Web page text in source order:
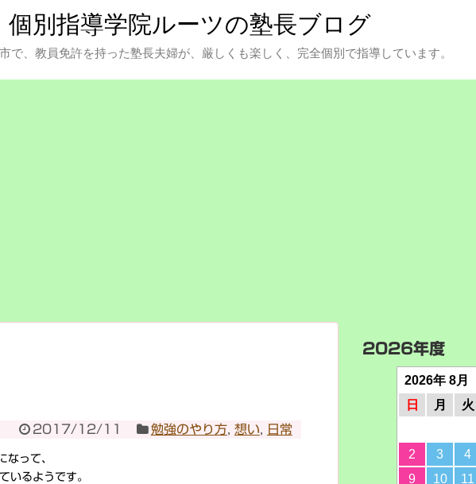
個別指導学院ルーツの塾長ブログ
で、教員免許を持った塾長夫婦が、厳しくも楽しく、完全個別で指導しています。
2017/12/11 勉強のやり方, 想い 日常
なって、
いるようです。
2026年度
2026年 8月
日
月 火
2
3 4
9
10 11